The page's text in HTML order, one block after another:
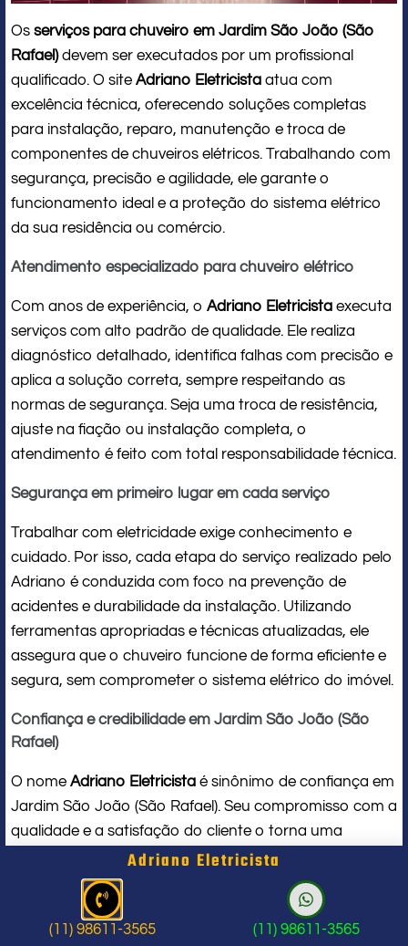
Os serviços para chuveiro em Jardim São João (São
Rafael)devem ser executados por um profissional
qualificado. O site Adriano Eletricista atua com
excelência técnica, oferecendo soluções completas
para instalação, reparo, manutenção e troca de
componentes de chuveiros elétricos. Trabalhando com
segurança, precisão e agilidade, ele garante o
funcionamento ideal e a proteção do sistema elétrico
da sua residência ou comércio.
Atendimento especializado para chuveiro elétrico
Com anos de experiência, o Adriano Eletricista executa
serviços com alto padrão de qualidade. Ele realiza
diagnóstico detalhado, identifica falhas com precisão e
aplica a solução correta, sempre respeitando as
normas de segurança. Seja uma troca de resistência,
ajuste na fiação ou instalação completa, o
atendimento é feito com total responsabilidade técnica.
Segurança em primeiro lugar em cada serviço
Trabalhar com eletricidade exige conhecimento e
cuidado. Por isso, cada etapa do serviço realizado pelo
Adriano é conduzida com foco na prevenção de
acidentes e durabilidade da instalação. Utilizando
ferramentas apropriadas e técnicas atualizadas, ele
assegura que o chuveiro funcione de forma eficiente e
segura, sem comprometer o sistema elétrico do imóvel.
Confiança e credibilidade em Jardim São João (São
Rafael)
O nome Adriano Eletricista é sinônimo de confiança em
Jardim São João (São Rafael). Seu compromisso com a
qualidade e a satisfação do cliente o torna uma
referência local emserviços para chuveiro elétrico
contratar seus serviços, você conta com um
profissional de verdade, que respeita seu tempo, seu
espaço e entrega um trabalho impecável do início ao
Adriano Eletricista
(11) 98611-3565 (11) 98611-3565